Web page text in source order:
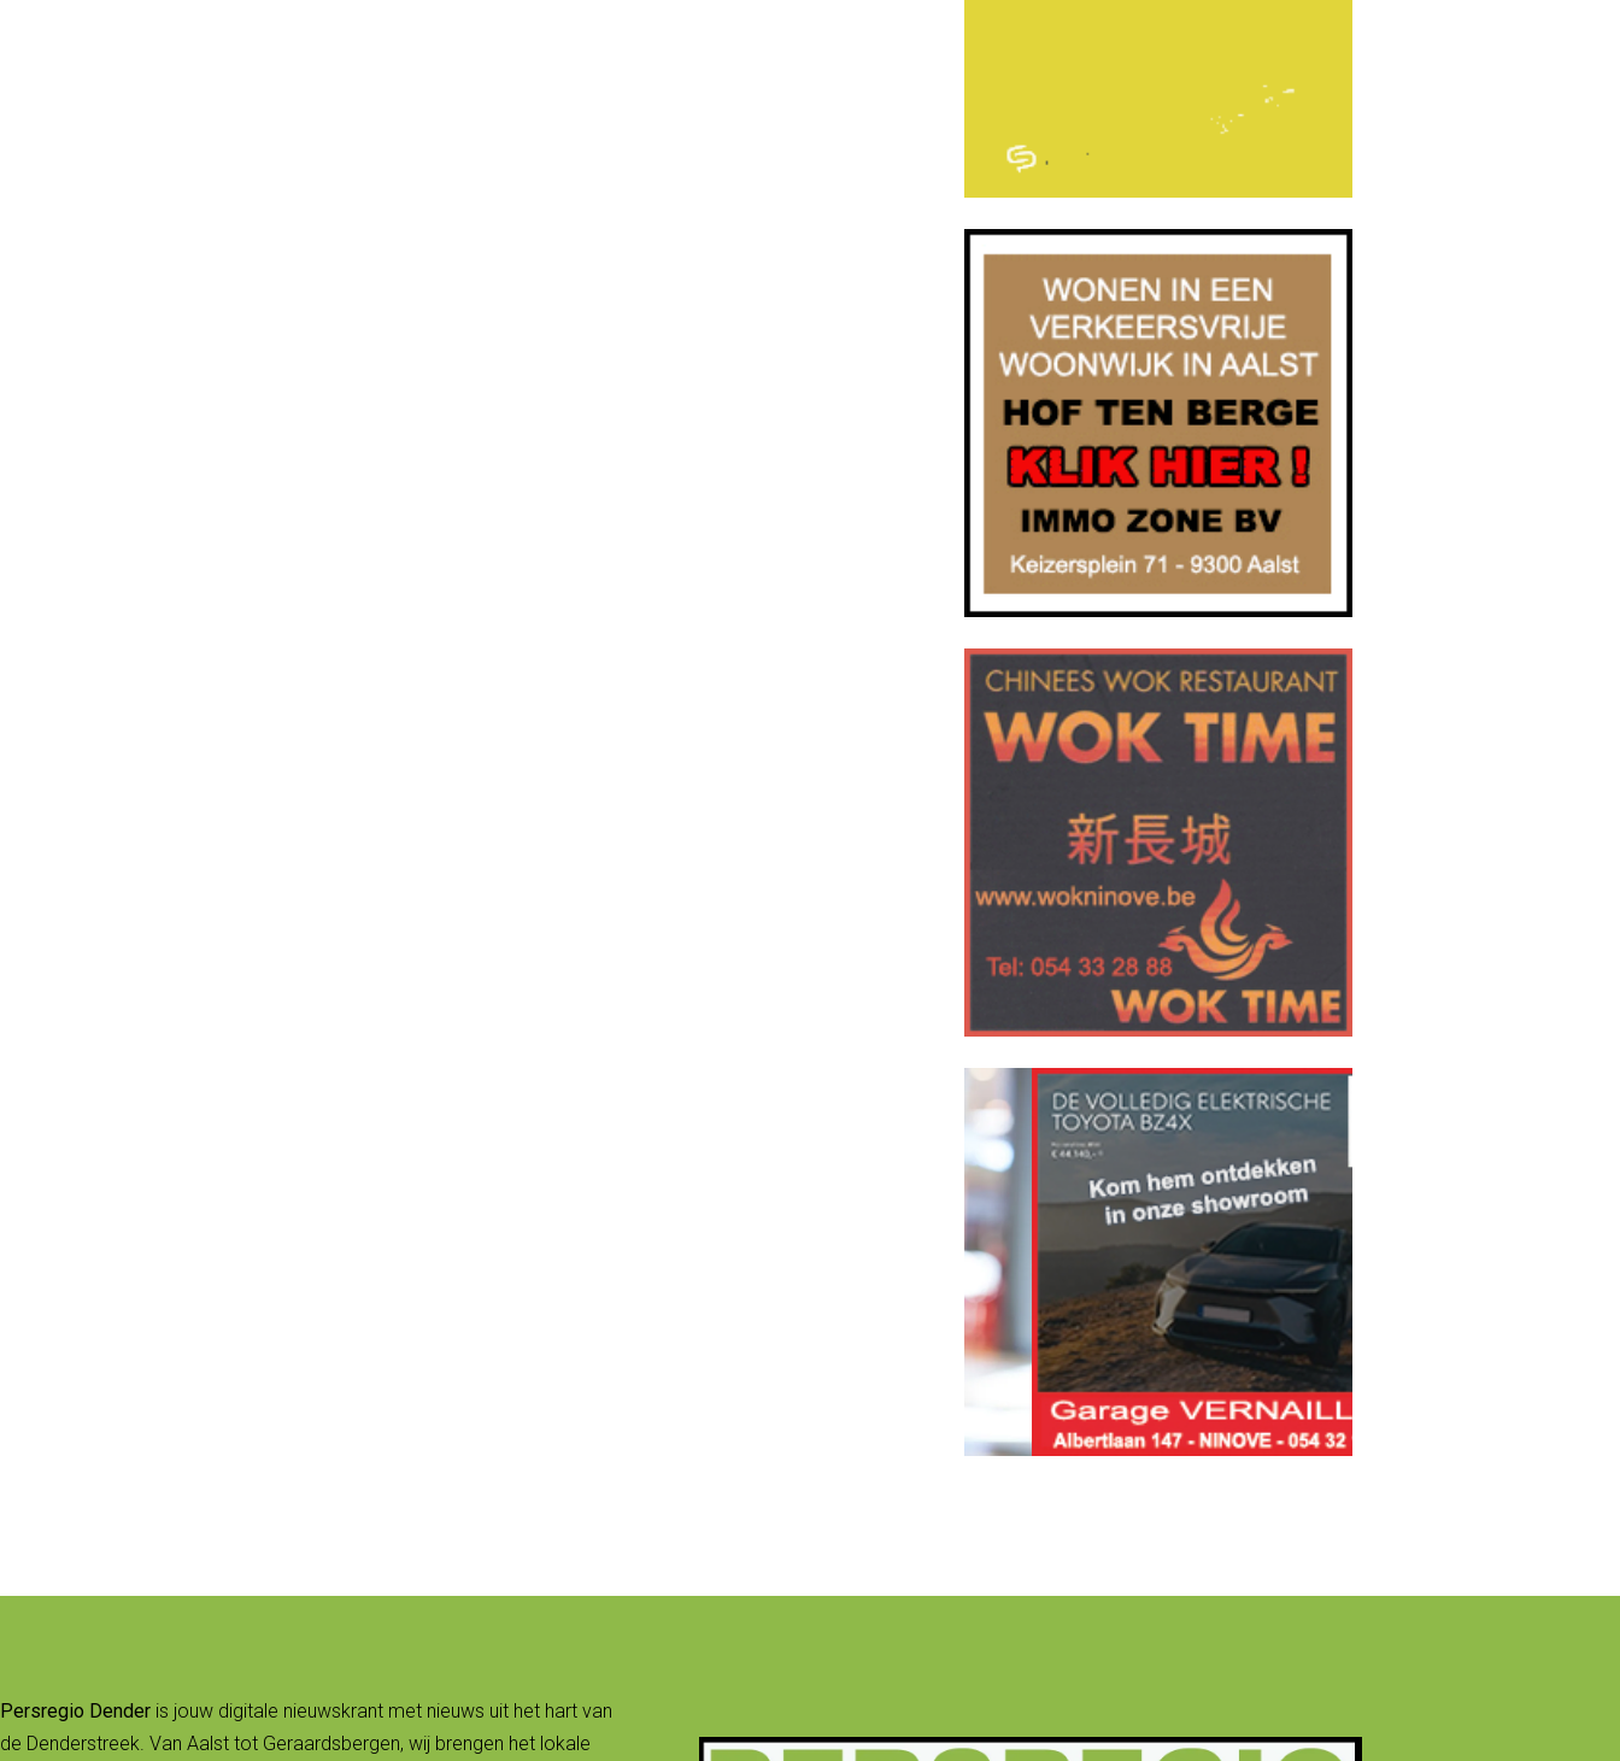
Persregio Dender is jouw digitale nieuwskrant met nieuws uit het hart van
de Denderstreek. Van Aalst tot Geraardsbergen, wij brengen het lokale